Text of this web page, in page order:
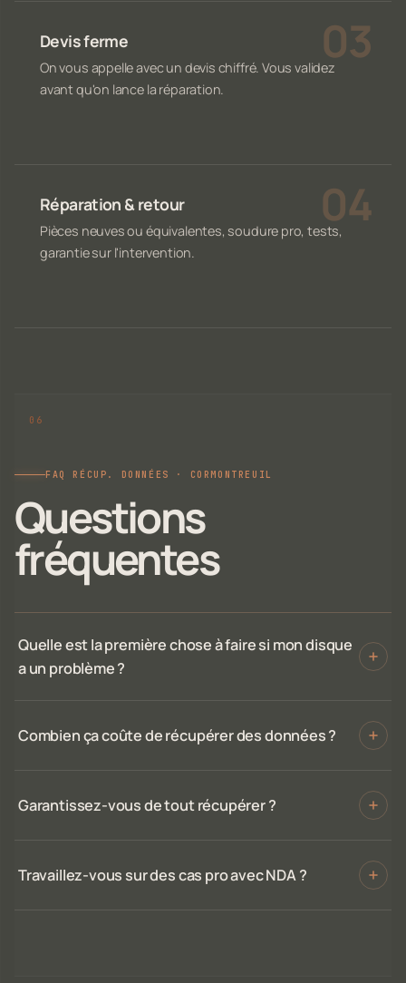
Devis ferme
On vous appelle avec un devis chiffré. Vous validez
avant qu'on lance la réparation.
Réparation & retour
Pièces neuves ou équivalentes, soudure pro, tests,
garantie sur l'intervention.
FAQ RÉCUP. DONNÉES · CORMONTREUIL
Questions
fréquentes
Quelle est la première chose à faire si mon disque
a un problème ?
Combien ça coûte de récupérer des données ?
Garantissez-vous de tout récupérer ?
Travaillez-vous sur des cas pro avec NDA ?